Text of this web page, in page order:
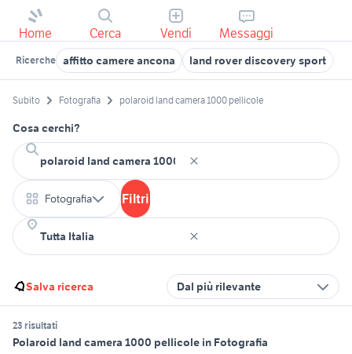
Home Cerca Vendi Messaggi
Ricerche affitto camere ancona land rover discovery sport
Subito Fotografia polaroid land camera 1000 pellicole
Cosa cerchi?
Fotografia Filtri
Salva ricerca Dal più rilevante
23 risultati
Polaroid land camera 1000 pellicole in Fotografia